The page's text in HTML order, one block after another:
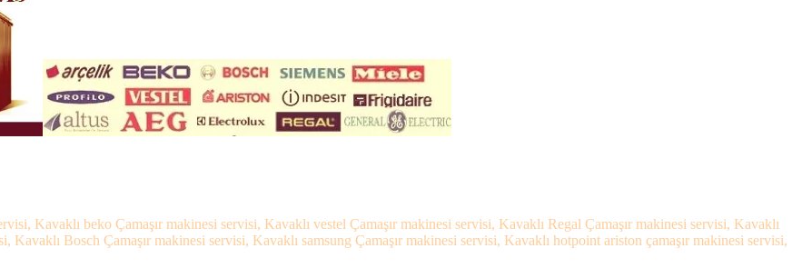
Kavaklı beko Çamaşır makinesi servisi, Kavaklı vestel Çamaşır makinesi servisi, Kavaklı Regal Çamaşır makinesi servisi, Kavaklı
Kavaklı Bosch Çamaşır makinesi servisi, Kavaklı samsung Çamaşır makinesi servisi, Kavaklı hotpoint ariston çamaşır makinesi servisi,